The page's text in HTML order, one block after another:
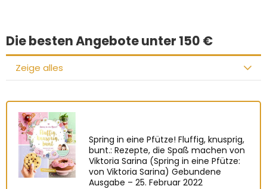
Die besten Angebote unter 150 €
Zeige alles
Spring in eine Pfütze! Fluffig, knusprig,
bunt.: Rezepte, die Spaß machen von
Viktoria Sarina (Spring in eine Pfütze:
von Viktoria Sarina) Gebundene
Ausgabe – 25. Februar 2022